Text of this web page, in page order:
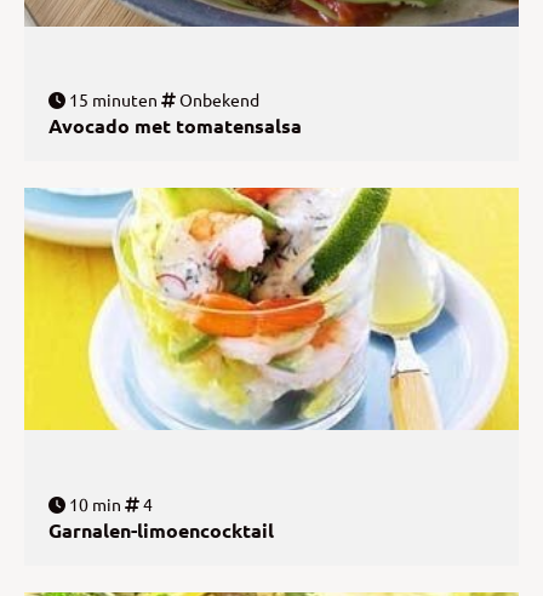
15 minuten Onbekend
Avocado met tomatensalsa
10 min 4
Garnalen-limoencocktail